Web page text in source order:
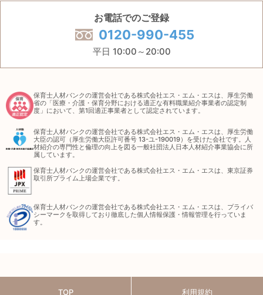
お電話でのご登録
0120-990-455
平日 10:00～20:00
保育士人材バンクの運営会社である株式会社エス・エム・エスは、厚生労働
省の「医療・介護・保育分野における適正な有料職業紹介事業者の認定制
度」において、第1回適正事業者として認定されています。
保育士人材バンクの運営会社である株式会社エス・エム・エスは、厚生労働
大臣の認可（厚生労働大臣許可番号 13-ユ-190019）を受けた会社です。人
材紹介の専門性と倫理の向上を図る一般社団法人日本人材紹介事業協会に所
属しています。
保育士人材バンクの運営会社である株式会社エス・エム・エスは、東京証券
取引所プライム上場企業です。
保育士人材バンクの運営会社である株式会社エス・エム・エスは、プライバ
シーマークを取得しており徹底した個人情報保護・情報管理を行っていま
す。
TOP 利用規約